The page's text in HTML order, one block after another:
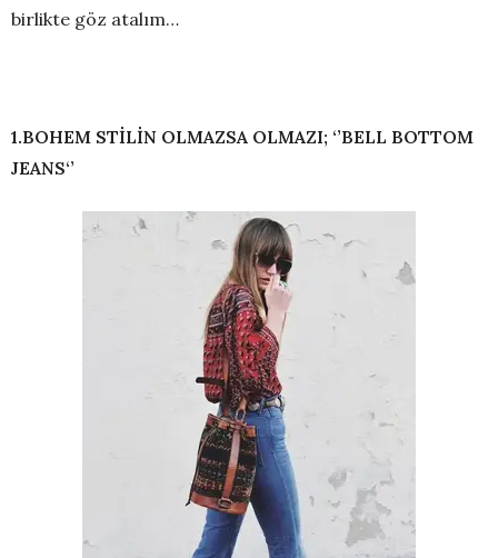
birlikte göz atalım…
1.BOHEM STİLİN OLMAZSA OLMAZI; ‘’BELL BOTTOM
JEANS‘’